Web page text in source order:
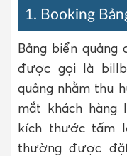
1. Booking
Bảng biển quảng
được gọi là
quảng nhằm thu
mắt khách hàng
kích thước tấm
thường được